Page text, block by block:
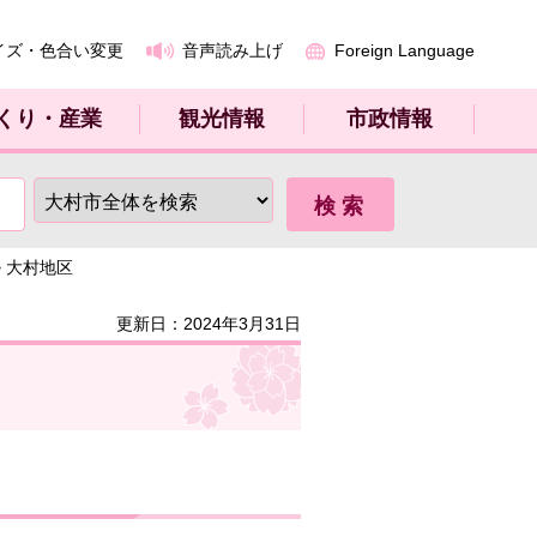
ズ・色合い変更 音声読み上げ Foreign Language
り・産業 観光情報 市政情報
村地区
更新日：2024年3月31日